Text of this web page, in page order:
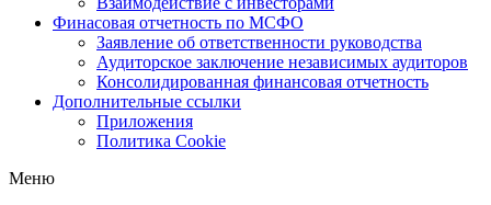
Финасовая отчетность по МСФО
Заявление об ответственности руководства
Аудиторское заключение независимых аудиторов
Консолидированная финансовая отчетность
Дополнительные ссылки
Приложения
Политика Cookie
Меню